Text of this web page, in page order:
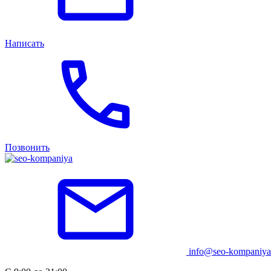
Написать
Позвонить
info@seo-